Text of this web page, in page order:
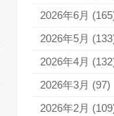
アナスイ
アニエスベ
アルマーニ
アレン・エ
アンナ モリ
2026年6月
2026年5月
2026年4月
2026年3月 (97)
2026年2月